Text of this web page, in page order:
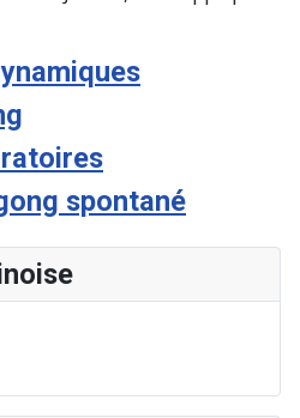
spontané